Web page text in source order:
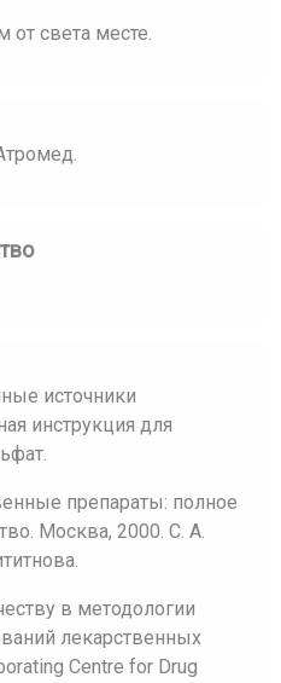
света месте.
источники
инструкция для
препараты: полное
Москва, 2000. С. А.
в методологии
лекарственных
Centre for Drug